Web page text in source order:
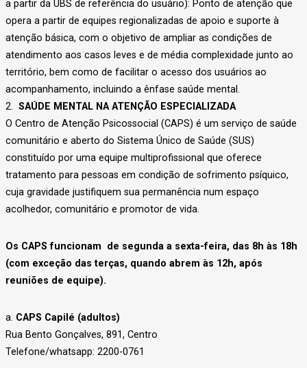
a partir da UBS de referência do usuário): Ponto de atenção que
opera a partir de equipes regionalizadas de apoio e suporte à
atenção básica, com o objetivo de ampliar as condições de
atendimento aos casos leves e de média complexidade junto ao
território, bem como de facilitar o acesso dos usuários ao
acompanhamento, incluindo a ênfase saúde mental.
2. SAÚDE MENTAL NA ATENÇÃO ESPECIALIZADA
O Centro de Atenção Psicossocial (CAPS) é um serviço de saúde
comunitário e aberto do Sistema Único de Saúde (SUS)
constituído por uma equipe multiprofissional que oferece
tratamento para pessoas em condição de sofrimento psíquico,
cuja gravidade justifiquem sua permanência num espaço
acolhedor, comunitário e promotor de vida.
Os CAPS funcionam de segunda a sexta-feira, das 8h às 18h
(com exceção das terças, quando abrem às 12h, após
reuniões de equipe).
a. CAPS Capilé (adultos)
Rua Bento Gonçalves, 891, Centro
Telefone/whatsapp: 2200-0761